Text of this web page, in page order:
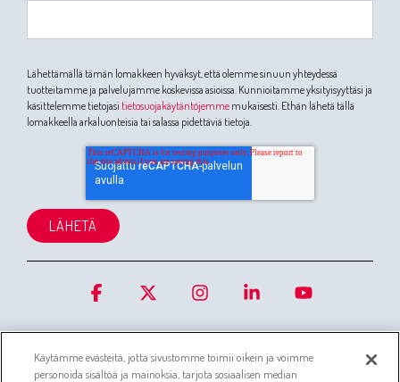
Lähettämällä tämän lomakkeen hyväksyt, että olemme sinuun yhteydessä
tuotteitamme ja palvelujamme koskevissa asioissa. Kunnioitamme yksityisyyttäsi ja
käsittelemme tietojasi tietosuojakäytäntöjemme mukaisesti. Ethän lähetä tällä
lomakkeella arkaluonteisia tai salassa pidettäviä tietoja.
Facebook Instagram Linkedin
Käytämme evästeitä, jotta sivustomme toimii oikein ja voimme
personoida sisältöä ja mainoksia, tarjota sosiaalisen median